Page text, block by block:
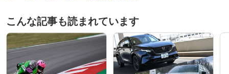
こんな記事も読まれています